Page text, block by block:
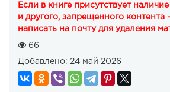
Если в книге присутствует
и другого, запрещенного контента
написать на почту для удаления
66
Добавлено: 24 май 2026